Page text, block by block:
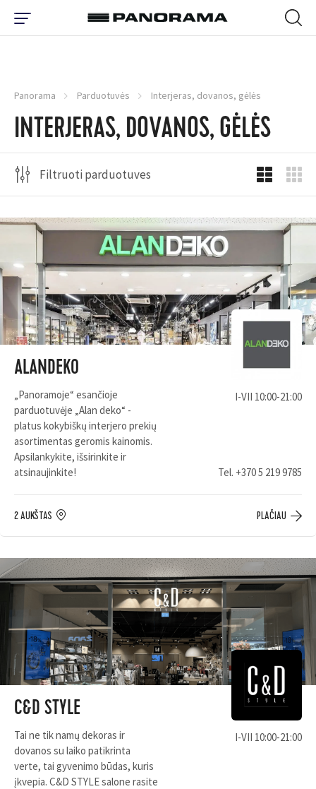
Panorama Parduotuvės Interjeras, dovanos, gėlės
INTERJERAS, DOVANOS, GĖLĖS
Filtruoti parduotuves
ALANDEKO
„Panoramoje“ esančioje
parduotuvėje „Alan deko“ -
platus kokybiškų interjero prekių
asortimentas geromis kainomis.
Apsilankykite, išsirinkite ir
atsinaujinkite!
I-VII 10:00-21:00
Tel. +370 5 219 9785
2 AUKŠTAS PLAČIAU
C&D STYLE
Tai ne tik namų dekoras ir
dovanos su laiko patikrinta
verte, tai gyvenimo būdas, kuris
įkvepia. C&D STYLE salone rasite
I-VII 10:00-21:00